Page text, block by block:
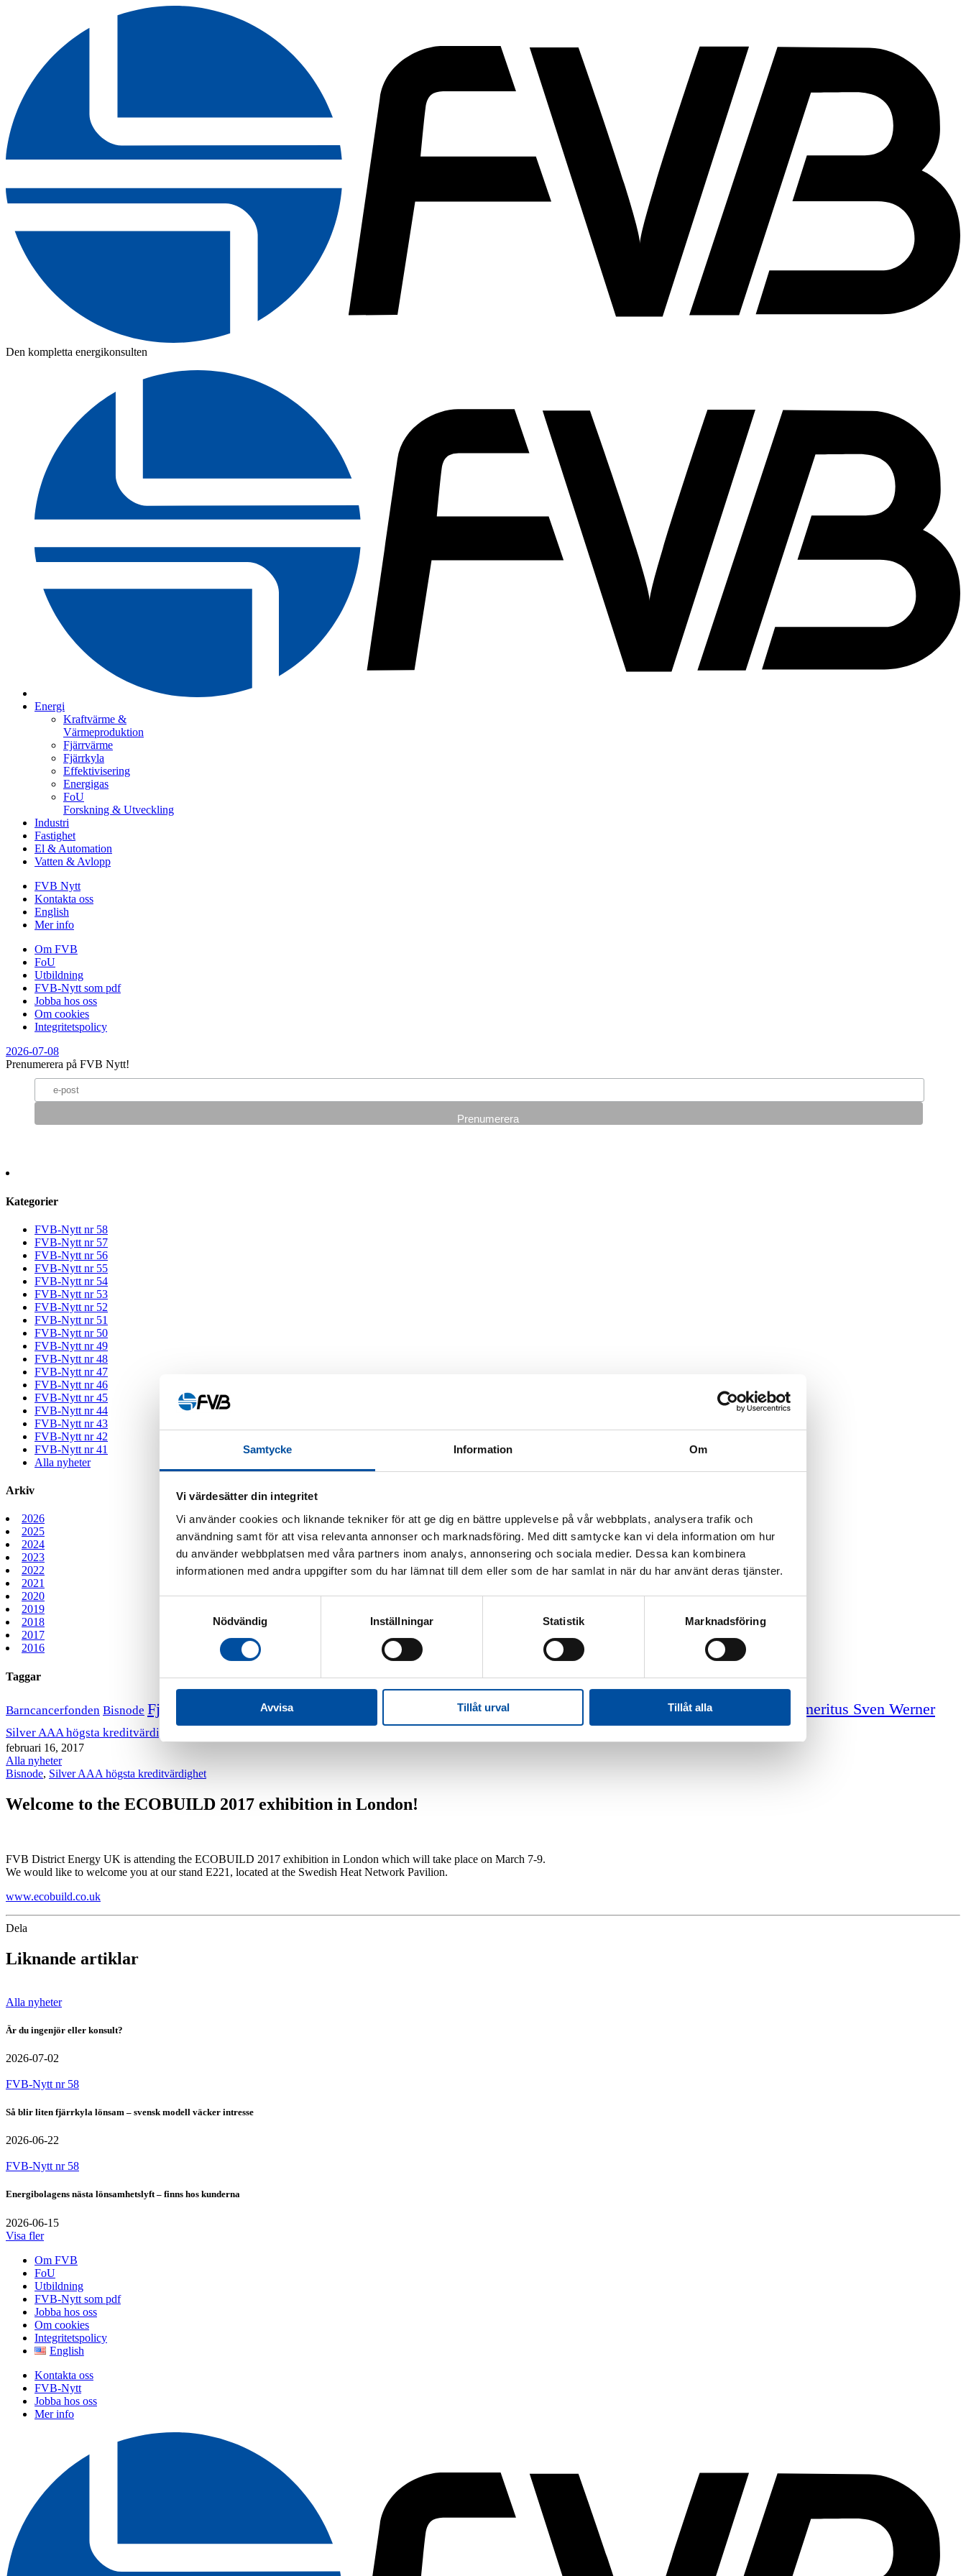
Samtycke Information Om
Vi värdesätter din integritet
Vi använder cookies och liknande tekniker för att ge dig en bättre upplevelse på vår webbplats, analysera trafik och
användning samt för att visa relevanta annonser och marknadsföring. Med ditt samtycke kan vi dela information om hur
du använder webbplatsen med våra partners inom analys, annonsering och sociala medier. Dessa kan kombinera
informationen med andra uppgifter som du har lämnat till dem eller som de har samlat in när du har använt deras tjänster.
Nödvändig
Inställningar Statistik Marknadsföring
Avvisa Tillåt urval Tillåt alla
Den kompletta energikonsulten
Energi
Kraftvärme &
Värmeproduktion
Fjärrvärme
Fjärrkyla
Effektivisering
Energigas
FoU
Forskning & Utveckling
Industri
Fastighet
El & Automation
Vatten & Avlopp
FVB Nytt
Kontakta oss
English
Mer info
Om FVB
FoU
Utbildning
FVB-Nytt som pdf
Jobba hos oss
Om cookies
Integritetspolicy
2026-07-08
Prenumerera på FVB Nytt!
Kategorier
FVB-Nytt nr 58
FVB-Nytt nr 57
FVB-Nytt nr 56
FVB-Nytt nr 55
FVB-Nytt nr 54
FVB-Nytt nr 53
FVB-Nytt nr 52
FVB-Nytt nr 51
FVB-Nytt nr 50
FVB-Nytt nr 49
FVB-Nytt nr 48
FVB-Nytt nr 47
FVB-Nytt nr 46
FVB-Nytt nr 45
FVB-Nytt nr 44
FVB-Nytt nr 43
FVB-Nytt nr 42
FVB-Nytt nr 41
Alla nyheter
Arkiv
2026
2025
2024
2023
2022
2021
2020
2019
2018
2017
2016
Taggar
Barncancerfonden Bisnode Fjärrvärmekurs FVB stödjer Barncancerfonden Jobba hos oss Lediga tjänster Professor emeritus Sven Werner
Silver AAA högsta kreditvärdighet VD har ordet
februari 16, 2017
Alla nyheter
Bisnode, Silver AAA högsta kreditvärdighet
Welcome to the ECOBUILD 2017 exhibition in London!
FVB District Energy UK is attending the ECOBUILD 2017 exhibition in London which will take place on March 7-9.
We would like to welcome you at our stand E221, located at the Swedish Heat Network Pavilion.
www.ecobuild.co.uk
Dela
Liknande artiklar
Alla nyheter
Är du ingenjör eller konsult?
2026-07-02
FVB-Nytt nr 58
Så blir liten fjärrkyla lönsam – svensk modell väcker intresse
2026-06-22
FVB-Nytt nr 58
Energibolagens nästa lönsamhetslyft – finns hos kunderna
2026-06-15
Visa fler
Om FVB
FoU
Utbildning
FVB-Nytt som pdf
Jobba hos oss
Om cookies
Integritetspolicy
English
Kontakta oss
FVB-Nytt
Jobba hos oss
Mer info